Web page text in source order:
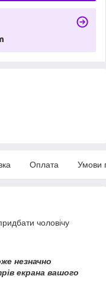
Оплата Умови
чоловічу
незначно
екрана вашого